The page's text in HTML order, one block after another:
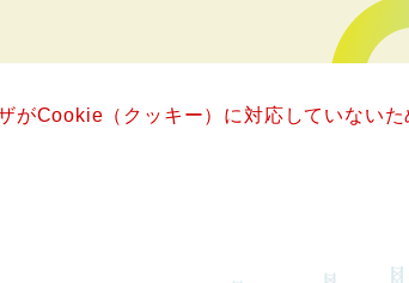
がCookie（クッキー）に対応していないた